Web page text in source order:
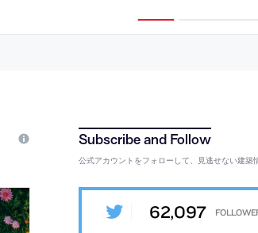
公式アカウントをフォローして、見逃せない建築
62,097